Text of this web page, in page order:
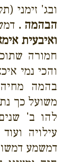
ובג' זימני
הבהמה .
ואיבעית
חמורה
והכי נמי
בהמה
משועל כך
להו ב'
עילויה
דמשמע